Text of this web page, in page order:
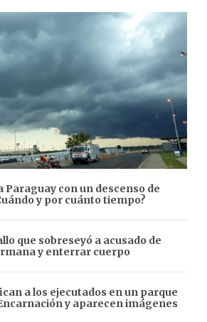
Paraguay con un descenso de
y por cuánto tiempo?
que sobreseyó a acusado de
y enterrar cuerpo
a los ejecutados en un parque
y aparecen imágenes